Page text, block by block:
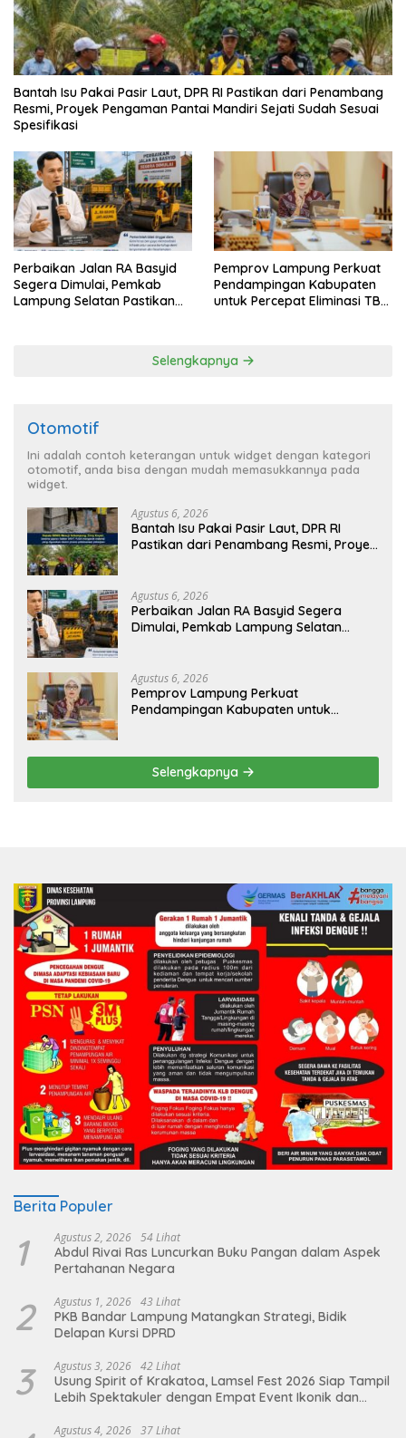
Bantah Isu Pakai Pasir Laut, DPR RI Pastikan dari Penambang
Resmi, Proyek Pengaman Pantai Mandiri Sejati Sudah Sesuai
Spesifikasi
Perbaikan Jalan RA Basyid
Segera Dimulai, Pemkab
Lampung Selatan Pastikan
Pemprov Lampung Perkuat
Pendampingan Kabupaten
untuk Percepat Eliminasi TBC
Selengkapnya
Otomotif
Ini adalah contoh keterangan untuk widget dengan kategori
otomotif, anda bisa dengan mudah memasukkannya pada
widget.
Agustus 6, 2026
Bantah Isu Pakai Pasir Laut, DPR RI
Pastikan dari Penambang Resmi, Proyek
Agustus 6, 2026
Perbaikan Jalan RA Basyid Segera
Dimulai, Pemkab Lampung Selatan
Agustus 6, 2026
Pemprov Lampung Perkuat
Pendampingan Kabupaten untuk
Selengkapnya
Berita Populer
1 Agustus 2, 2026 54 Lihat
Abdul Rivai Ras Luncurkan Buku Pangan dalam Aspek
Pertahanan Negara
2 Agustus 1, 2026 43 Lihat
PKB Bandar Lampung Matangkan Strategi, Bidik
Delapan Kursi DPRD
3 Agustus 3, 2026 42 Lihat
Usung Spirit of Krakatoa, Lamsel Fest 2026 Siap Tampil
Lebih Spektakuler dengan Empat Event Ikonik dan
Agustus 4, 2026 37 Lihat